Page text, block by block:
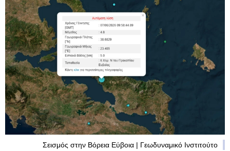
Σεισμός στην Βόρεια Εύβοια | Γεωδυναμικό Ινστιτούτο